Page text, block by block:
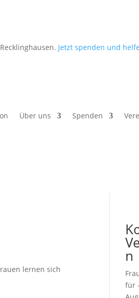
Jetzt spenden und
Über uns Spenden
lernen sich
n
für